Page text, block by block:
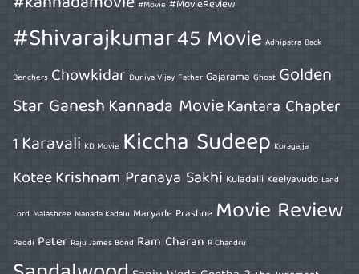
#Movie #MovieReview
#Shivarajkumar45 Movie Adhipatra Back
Benchers Chowkidar Duniya Vijay Father Gajarama Ghost Golden
Star GaneshKannada MovieKantara Chapter
1 Karavali KD Movie Kiccha Sudeep Koragajja
KoteeKrishnam Pranaya Sakhi Kuladalli Keelyavudo Land
Lord Malashree Manada Kadalu Maryade Prashne Movie Review
Peddi Peter Raju James Bond Ram Charan R Chandru